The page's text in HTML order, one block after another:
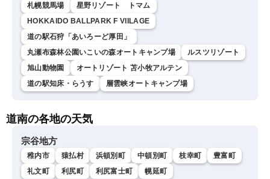
札幌競馬場
星野リゾート トマム
HOKKAIDO BALLPARK F VIILAGE
道の駅石狩「あいろーど厚田」
丸瀬布森林公園いこいの森オートキャンプ場
ルスツリゾート
旭山動物園
オートリゾート 苫小牧アルテン
道の駅知床・らうす
層雲峡オートキャンプ場
道南の各地の天気
宗谷地方
稚内市 猿払村 浜頓別町 中頓別町 枝幸町
豊富町
礼文町
利尻町 利尻富士町 幌延町